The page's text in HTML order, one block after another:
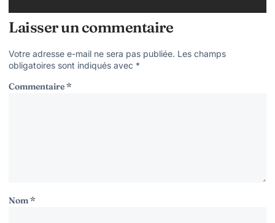
Laisser un commentaire
Votre adresse e-mail ne sera pas publiée. Les champs
obligatoires sont indiqués avec *
Commentaire*
Nom*